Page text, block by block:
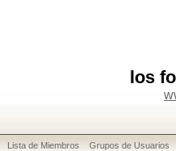
los
Lista de Miembros Grupos de Usuarios